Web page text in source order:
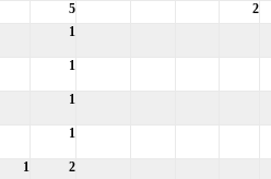
5
2
1
1
1
1
1 2